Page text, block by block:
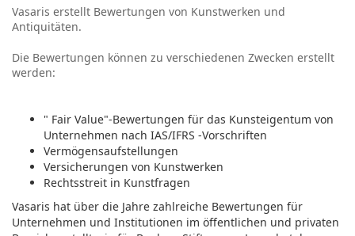
Vasaris erstellt Bewertungen von Kunstwerken und
Antiquitäten.
Die Bewertungen können zu verschiedenen Zwecken erstellt
werden:
" Fair Value"-Bewertungen für das Kunsteigentum von
Unternehmen nach IAS/IFRS -Vorschriften
Vermögensaufstellungen
Versicherungen von Kunstwerken
Rechtsstreit in Kunstfragen
Vasaris hat über die Jahre zahlreiche Bewertungen für
Unternehmen und Institutionen im öffentlichen und privaten